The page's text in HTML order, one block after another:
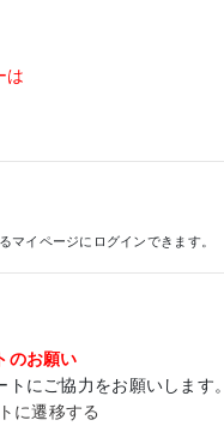
は
マイページにログインできます。
のお願い
にご協力をお願いします。
に遷移する